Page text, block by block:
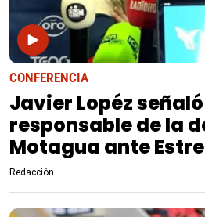
CONFERENCIA
Javier Lopéz
responsable de la
Motagua ante
Redacción